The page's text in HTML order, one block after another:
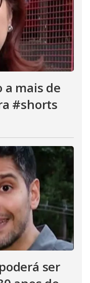
a mais de
#shorts
ser